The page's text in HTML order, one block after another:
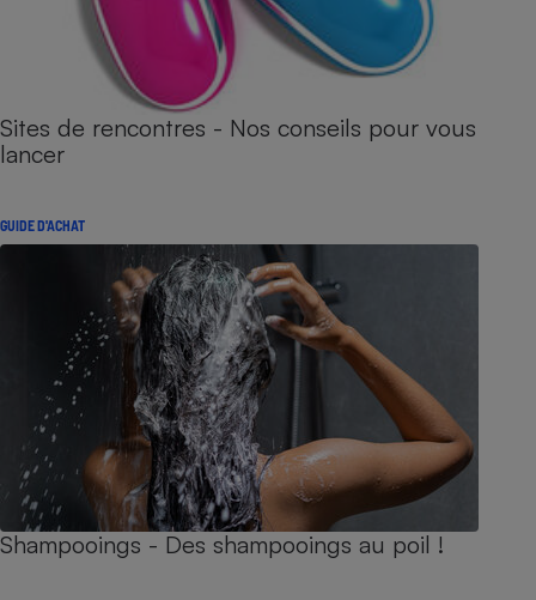
Sites de rencontres - Nos conseils pour vous
lancer
GUIDE D'ACHAT
Shampooings - Des shampooings au poil !